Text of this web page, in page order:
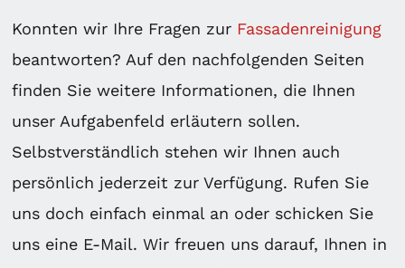
Konnten wir Ihre Fragen zur Fassadenreinigung
beantworten? Auf den nachfolgenden Seiten
finden Sie weitere Informationen, die Ihnen
unser Aufgabenfeld erläutern sollen.
Selbstverständlich stehen wir Ihnen auch
persönlich jederzeit zur Verfügung. Rufen Sie
uns doch einfach einmal an oder schicken Sie
uns eine E-Mail. Wir freuen uns darauf, Ihnen in